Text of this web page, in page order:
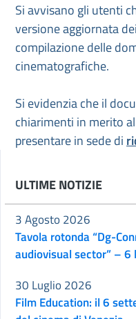
Si avvisano gli utenti
versione aggiornata
compilazione delle
cinematografiche.
Si evidenzia che il
chiarimenti in merito
presentare in sede di
ULTIME NOTIZIE
Tavola rotonda “Dg-
audiovisual sector” –
3 Agosto 2026
Film Education: il 6
30 Luglio 2026